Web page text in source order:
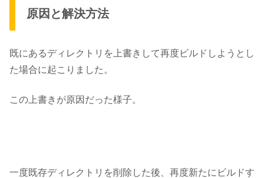
原因と解決方法
既にあるディレクトリを上書きして再度ビルドしようとし
た場合に起こりました。
この上書きが原因だった様子。
一度既存ディレクトリを削除した後、再度新たにビルドす